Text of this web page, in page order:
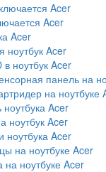
Acer
Acer
Acer
ноутбук Acer
в ноутбук Acer
панель на
на ноутбуке
Acer
ноутбук Acer
ноутбука Acer
на ноутбуке Acer
ноутбуке Acer